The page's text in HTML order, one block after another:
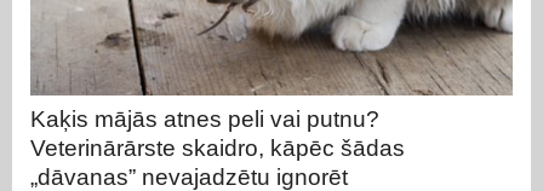
Kaķis mājās atnes peli vai putnu?
Veterinārārste skaidro, kāpēc šādas
„dāvanas” nevajadzētu ignorēt